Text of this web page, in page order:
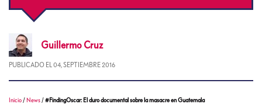
Guillermo Cruz
PUBLICADO EL 04, SEPTIEMBRE 2016
Inicio / News /#FindingOscar: El duro documental sobre la masacre en Guatemala